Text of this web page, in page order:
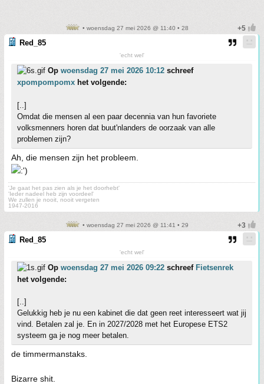
• woensdag 27 mei 2026 @ 11:40 • 28
Red_85
'echt wel'
Op woensdag 27 mei 2026 10:12 schreef
xpompompomx het volgende:
[..]
Omdat die mensen al een paar decennia van hun favoriete
volksmenners horen dat buut'nlanders de oorzaak van alle
problemen zijn?
Ah, die mensen zijn het probleem.
'Je gaat het pas zien als je het doorhebt'
'Ieder nadeel heb zijn voordeel'
We zullen je nooit, nooit vergeten
1947-2016
• woensdag 27 mei 2026 @ 11:41 • 29
Red_85
'echt wel'
Op woensdag 27 mei 2026 09:22 schreef Fietsenrek
het volgende:
[..]
Gelukkig heb je nu een kabinet die dat geen reet interesseert wat jij
vind. Betalen zal je. En in 2027/2028 met het Europese ETS2
systeem ga je nog meer betalen.
de timmermanstaks.
Bizarre shit.